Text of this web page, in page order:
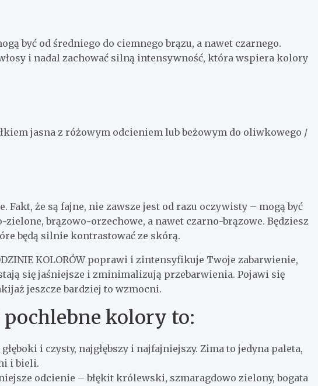
być od średniego do ciemnego brązu, a nawet czarnego.
i nadal zachować silną intensywność, która wspiera kolory
jasna z różowym odcieniem lub beżowym do oliwkowego /
Fakt, że są fajne, nie zawsze jest od razu oczywisty – mogą być
brązowo-orzechowe, a nawet czarno-brązowe. Będziesz
będą silnie kontrastować ze skórą.
KOLORÓW poprawi i zintensyfikuje Twoje zabarwienie,
się jaśniejsze i zminimalizują przebarwienia. Pojawi się
jeszcze bardziej to wzmocni.
kolory to:
i czysty, najgłębszy i najfajniejszy. Zima to jedyna paleta,
i bieli.
odcienie – błękit królewski, szmaragdowo zielony, bogata